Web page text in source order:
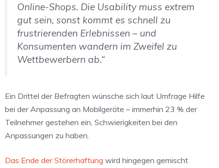
Online-Shops. Die Usability muss extrem
gut sein, sonst kommt es schnell zu
frustrierenden Erlebnissen – und
Konsumenten wandern im Zweifel zu
Wettbewerbern ab.“
Ein Drittel der Befragten wünsche sich laut Umfrage Hilfe
bei der Anpassung an Mobilgeräte – immerhin 23 % der
Teilnehmer gestehen ein, Schwierigkeiten bei den
Anpassungen zu haben.
Das Ende der Störerhaftung wird hingegen gemischt